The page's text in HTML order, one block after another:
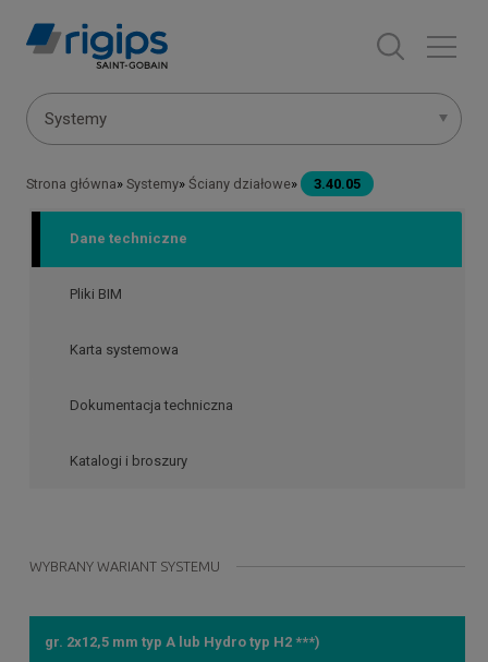
Menu
Systemy
Ścieżka
nawigacyjna
Strona główna Systemy Ściany działowe 3.40.05
Dane techniczne
Pliki BIM
Karta systemowa
Dokumentacja techniczna
Katalogi i broszury
WYBRANY WARIANT SYSTEMU
gr. 2x12,5 mm typ A lub Hydro typ H2 ***)